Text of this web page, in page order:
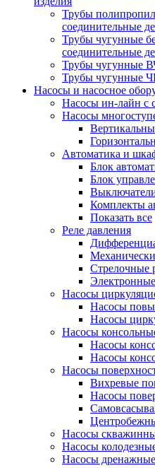
Трубы
соединительные
Трубы чугунные
соединительные
Трубы чугунные
Трубы чугунные
Насосы и насосное
Насосы ин-лайн с
Насосы
Автоматика и
Блок
Блок
Комплекты
Показать все
Реле давления
Стрелочные
Насосы
Насосы
Насосы
Насосы
Насосы
Насосы
Насосы
Вихревые
Насосы
Насосы
Насосы
Насосы